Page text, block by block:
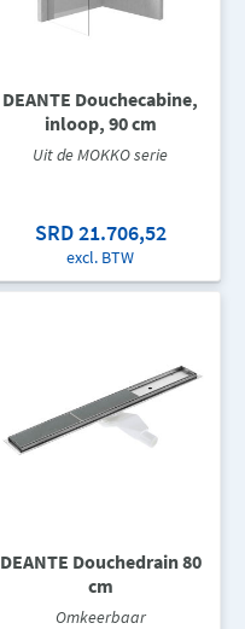
DEANTE Douchecabine,
inloop, 90 cm
Uit de MOKKO serie
SRD 21.706,52
excl. BTW
DEANTE Douchedrain 80
cm
Omkeerbaar